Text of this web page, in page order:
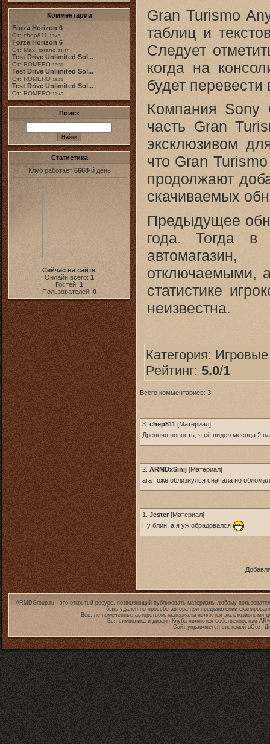
Комментарии
Forza Horizon 6
От: chep811 19:48
Forza Horizon 6
От: MaxFiorano 23:47
Test Drive Unlimited Sol...
От: ROMERO 18:31
Test Drive Unlimited Sol...
От: ROMERO 19:31
Test Drive Unlimited Sol...
От: ROMERO 11:49
Поиск
Статистика
Клуб работает 6668-й день
Сейчас на сайте:
Онлайн всего: 1
Гостей: 1
Пользователей: 0
Gran Turismo
таблиц и
Следует
когда на
будет
Компания Sony
часть Gran
эксклюзивом
что Gran
продолжают
скачиваемых
Предыдущее
года. Тогда
отключаемыми,
статистике
неизвестна.
Категория:
Рейтинг: 5.0/1
Всего комментариев: 3
3. chep811 [Материал]
Древняя новость, я её видел месяца 2
2. ARMDxSinij [Материал]
ага тоже облизнулся сначала но
1. Jester [Материал]
Ну блин, а я уж обрадовался
ARMDGroup.ru - это открытый ресурс, позволяющий публиковать материалы любому
быть удален по просьбе автора при предъявлении
Все, не помеченные авторством, материалы являются эксклюзивными
Вся символика и дизайн Клуба являются собственностью
Сайт управляется системой uCoz.